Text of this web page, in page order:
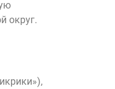
округ.